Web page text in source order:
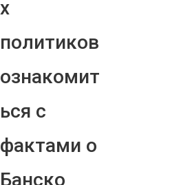
х
политиков
ознакомит
ься с
фактами о
Банско